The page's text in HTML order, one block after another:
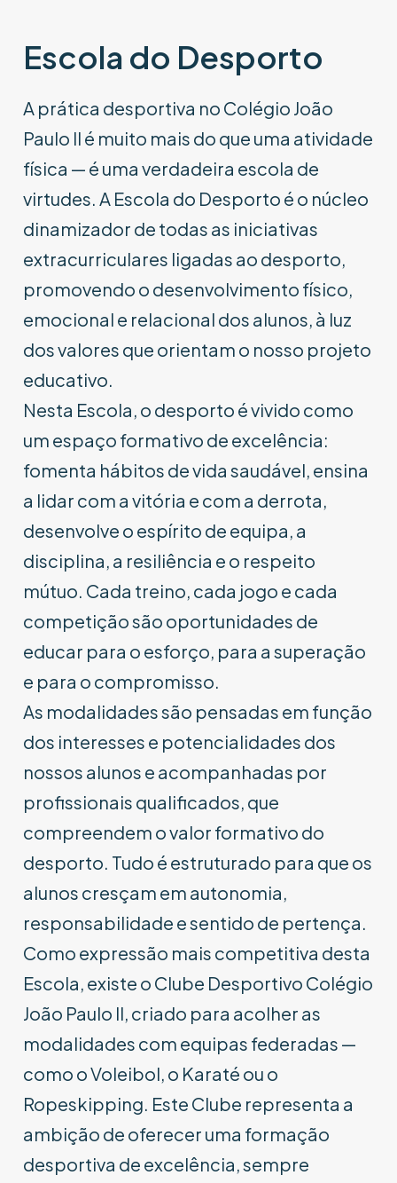
Escola do Desporto
A prática desportiva no Colégio João
Paulo II é muito mais do que uma atividade
física — é uma verdadeira escola de
virtudes. A Escola do Desporto é o núcleo
dinamizador de todas as iniciativas
extracurriculares ligadas ao desporto,
promovendo o desenvolvimento físico,
emocional e relacional dos alunos, à luz
dos valores que orientam o nosso projeto
educativo.
Nesta Escola, o desporto é vivido como
um espaço formativo de excelência:
fomenta hábitos de vida saudável, ensina
a lidar com a vitória e com a derrota,
desenvolve o espírito de equipa, a
disciplina, a resiliência e o respeito
mútuo. Cada treino, cada jogo e cada
competição são oportunidades de
educar para o esforço, para a superação
e para o compromisso.
As modalidades são pensadas em função
dos interesses e potencialidades dos
nossos alunos e acompanhadas por
profissionais qualificados, que
compreendem o valor formativo do
desporto. Tudo é estruturado para que os
alunos cresçam em autonomia,
responsabilidade e sentido de pertença.
Como expressão mais competitiva desta
Escola, existe o Clube Desportivo Colégio
João Paulo II, criado para acolher as
modalidades com equipas federadas —
como o Voleibol, o Karaté ou o
Ropeskipping. Este Clube representa a
ambição de oferecer uma formação
desportiva de excelência, sempre